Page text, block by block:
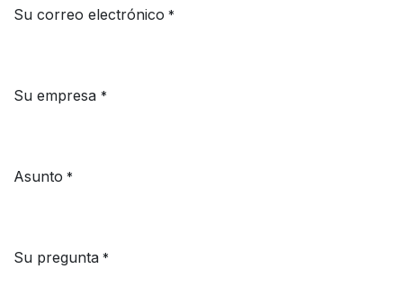
Su correo electrónico *
Su empresa *
Asunto *
Su pregunta *